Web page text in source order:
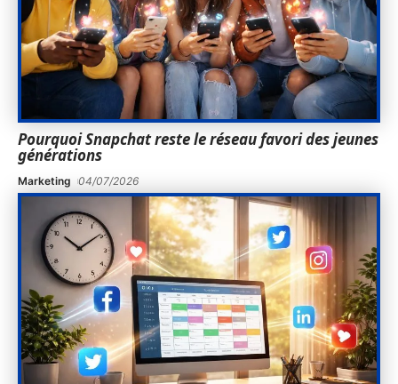
Pourquoi Snapchat reste le réseau favori des jeunes
générations
Marketing 04/07/2026